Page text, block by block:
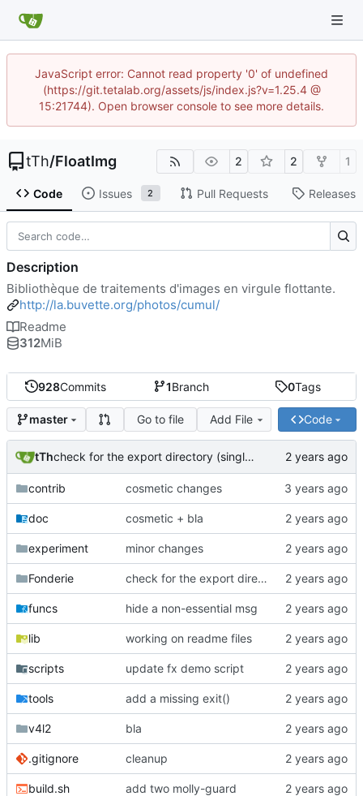
JavaScript error: Cannot read property '0' of undefined
(https://git.tetalab.org/assets/js/index.js?v=1.25.4 @
15:21744). Open browser console to see more details.
tTh/FloatImg 2 2 1
Code Issues 2 Pull Requests Releases
928Commits 1Branch 0Tags
master Go to file Add File Code
tTh check for the export directory (singlepass)
contrib cosmetic changes
doc cosmetic + bla
experiment minor changes
Fonderie check for the export directory (singlepass)
funcs hide a non-essential msg
lib working on readme files
scripts update fx demo script
tools add a missing exit()
v4l2 bla
.gitignore cleanup
build.sh add two molly-guard
Description
Bibliothèque de traitements d'images en virgule flottante.
http://la.buvette.org/photos/cumul/
Readme
312MiB